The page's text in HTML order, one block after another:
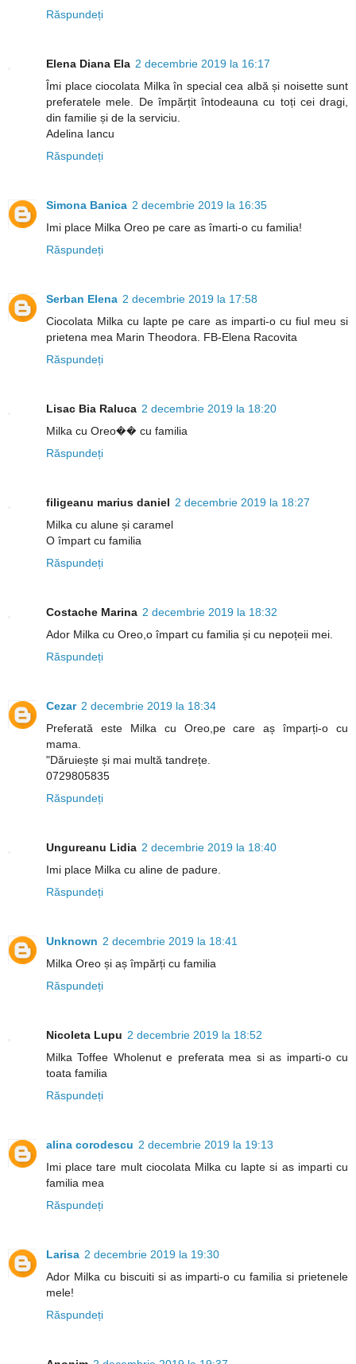
Răspundeți
Elena Diana Ela 2 decembrie 2019 la 16:17
Îmi place ciocolata Milka în special cea albă și noisette sunt
preferatele mele. De împărțit întodeauna cu toți cei dragi,
din familie și de la serviciu.
Adelina Iancu
Răspundeți
Simona Banica 2 decembrie 2019 la 16:35
Imi place Milka Oreo pe care as îmarti-o cu familia!
Răspundeți
Serban Elena 2 decembrie 2019 la 17:58
Ciocolata Milka cu lapte pe care as imparti-o cu fiul meu si
prietena mea Marin Theodora. FB-Elena Racovita
Răspundeți
Lisac Bia Raluca 2 decembrie 2019 la 18:20
Milka cu Oreo�� cu familia
Răspundeți
filigeanu marius daniel 2 decembrie 2019 la 18:27
Milka cu alune și caramel
O împart cu familia
Răspundeți
Costache Marina 2 decembrie 2019 la 18:32
Ador Milka cu Oreo,o împart cu familia și cu nepoțeii mei.
Răspundeți
Cezar 2 decembrie 2019 la 18:34
Preferată este Milka cu Oreo,pe care aș împarți-o cu
mama.
"Dăruiește și mai multă tandrețe.
0729805835
Răspundeți
Ungureanu Lidia 2 decembrie 2019 la 18:40
Imi place Milka cu aline de padure.
Răspundeți
Unknown 2 decembrie 2019 la 18:41
Milka Oreo și aș împărți cu familia
Răspundeți
Nicoleta Lupu 2 decembrie 2019 la 18:52
Milka Toffee Wholenut e preferata mea si as imparti-o cu
toata familia
Răspundeți
alina corodescu 2 decembrie 2019 la 19:13
Imi place tare mult ciocolata Milka cu lapte si as imparti cu
familia mea
Răspundeți
Larisa 2 decembrie 2019 la 19:30
Ador Milka cu biscuiti si as imparti-o cu familia si prietenele
mele!
Răspundeți